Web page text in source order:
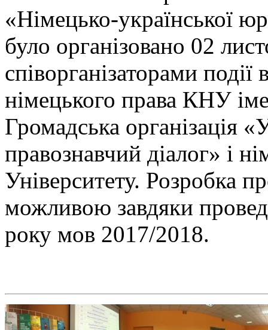
«Німецько-української
було організовано 02
співорганізаторами
німецького права КНУ
Громадська організація
правознавчий діалог» і
Університету. Розробка
можливою завдяки
року мов 2017/2018.